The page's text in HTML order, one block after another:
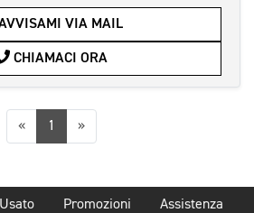
VIA MAIL
CHIAMACI ORA
«Precedente
1 »Successiva
Usato Promozioni Assistenza